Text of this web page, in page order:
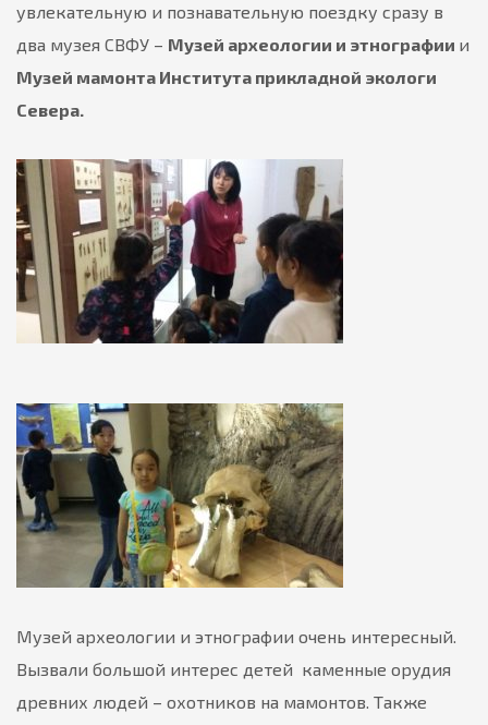
увлекательную и познавательную поездку сразу в
два музея СВФУ – Музей археологии и этнографии и
Музей мамонта Института прикладной экологи
Севера.
Музей археологии и этнографии очень интересный.
Вызвали большой интерес детей каменные орудия
древних людей – охотников на мамонтов. Также